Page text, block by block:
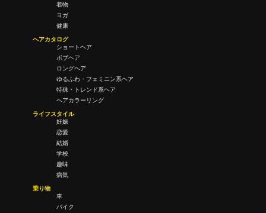
着物
ヨガ
健康
ヘアカタログ
ショートヘア
ボブヘア
ロングヘア
ゆるふわ・フェミニン系ヘア
特殊・トレンド系ヘア
ヘアカラーリング
ライフスタイル
妊娠
恋愛
結婚
学校
趣味
病気
乗り物
車
バイク